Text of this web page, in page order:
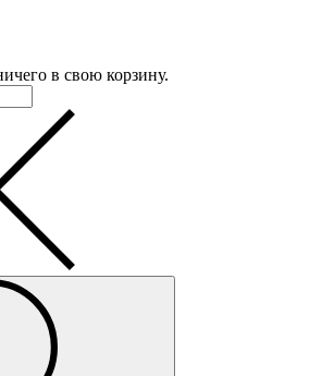
в свою корзину.